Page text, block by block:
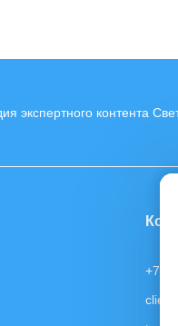
экспертного контента
+7